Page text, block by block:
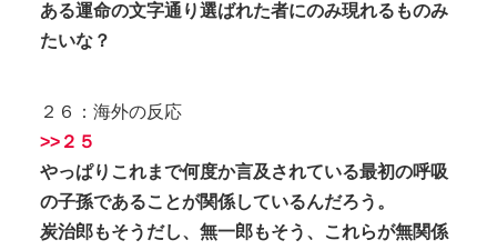
ある運命の文字通り選ばれた者にのみ現れるものみ
たいな？
２６：海外の反応
>>２５
やっぱりこれまで何度か言及されている最初の呼吸
の子孫であることが関係しているんだろう。
炭治郎もそうだし、無一郎もそう、これらが無関係